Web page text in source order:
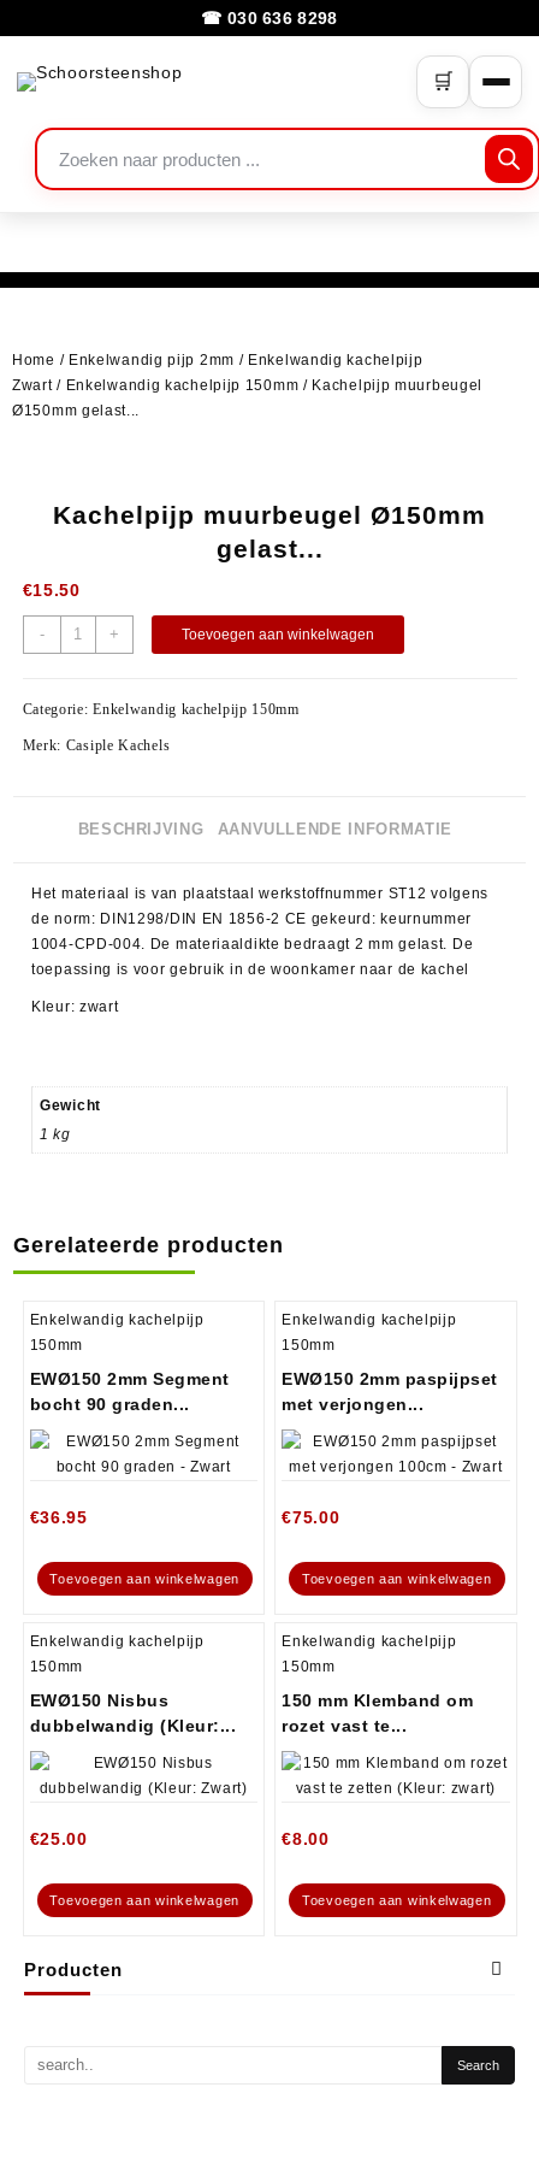
☎ 030 636 8298
🛒
Producten
Home / Enkelwandig pijp 2mm / Enkelwandig kachelpijp
Zwart/ Enkelwandig kachelpijp 150mm / Kachelpijp muurbeugel
Ø150mm gelast...
Kachelpijp muurbeugel Ø150mm
gelast...
€15.50
- + Toevoegen aan winkelwagen
Categorie:Enkelwandig kachelpijp 150mm
Merk: Casiple Kachels
BESCHRIJVING AANVULLENDE INFORMATIE
Het materiaal is van plaatstaal werkstoffnummer ST12 volgens
de norm: DIN1298/DIN EN 1856-2 CE gekeurd: keurnummer
1004-CPD-004. De materiaaldikte bedraagt 2 mm gelast. De
toepassing is voor gebruik in de woonkamer naar de kachel
Kleur: zwart
Gewicht
1 kg
Gerelateerde producten
Enkelwandig kachelpijp
150mm
EWØ150 2mm Segment
bocht 90 graden...
€36.95
Toevoegen aan winkelwagen
Enkelwandig kachelpijp
150mm
EWØ150 2mm paspijpset
met verjongen...
€75.00
Toevoegen aan winkelwagen
Enkelwandig kachelpijp
150mm
EWØ150 Nisbus
dubbelwandig (Kleur:...
€25.00
Toevoegen aan winkelwagen
Enkelwandig kachelpijp
150mm
150 mm Klemband om
rozet vast te...
€8.00
Toevoegen aan winkelwagen